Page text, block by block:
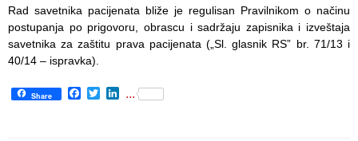
Rad savetnika pacijenata bliže je regulisan Pravilnikom o načinu
postupanja po prigovoru, obrascu i sadržaju zapisnika i izveštaja
savetnika za zaštitu prava pacijenata („Sl. glasnik RS” br. 71/13 i
40/14 – ispravka).
Share Facebook
TwitterLinkedIn
...
Finansije
/ javne
nabavke
zdravstvene